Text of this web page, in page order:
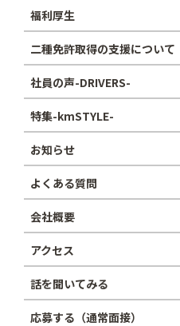
福利厚生
二種免許取得の支援について
社員の声-DRIVERS-
特集-kmSTYLE-
お知らせ
よくある質問
会社概要
アクセス
話を聞いてみる
応募する（通常面接）